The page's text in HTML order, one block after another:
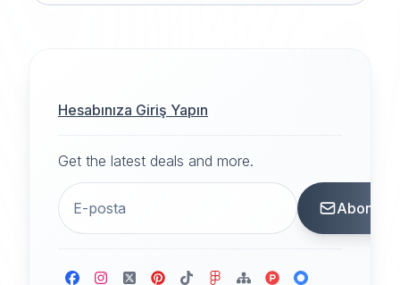
Hesabınıza Giriş Yapın
Get the latest deals and more.
Abone